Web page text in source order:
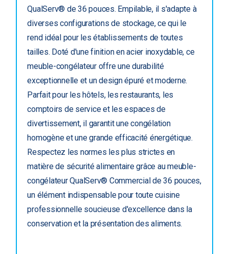
QualServ® de 36 pouces. Empilable, il s'adapte à
diverses configurations de stockage, ce qui le
rend idéal pour les établissements de toutes
tailles. Doté d'une finition en acier inoxydable, ce
meuble-congélateur offre une durabilité
exceptionnelle et un design épuré et moderne.
Parfait pour les hôtels, les restaurants, les
comptoirs de service et les espaces de
divertissement, il garantit une congélation
homogène et une grande efficacité énergétique.
Respectez les normes les plus strictes en
matière de sécurité alimentaire grâce au meuble-
congélateur QualServ® Commercial de 36 pouces,
un élément indispensable pour toute cuisine
professionnelle soucieuse d'excellence dans la
conservation et la présentation des aliments.